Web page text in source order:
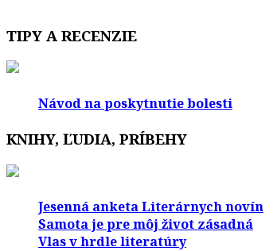
TIPY A RECENZIE
Návod na poskytnutie bolesti
KNIHY, ĽUDIA, PRÍBEHY
Jesenná anketa Literárnych novín
Samota je pre môj život zásadná
Vlas v hrdle literatúry